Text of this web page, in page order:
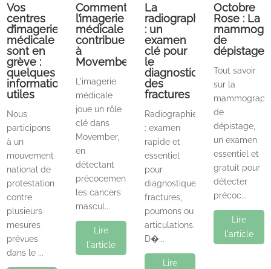
Vos
centres
d’imagerie
médicale
sont en
grève :
quelques
informations
utiles
Nous
participons
à un
mouvement
national de
protestation
contre
plusieurs
mesures
prévues
dans le ...
Comment
l’imagerie
médicale
contribue
à
Movember
L'imagerie
médicale
joue un rôle
clé dans
Movember,
en
détectant
précocement
les cancers
mascul...
Lire
l'article
La
radiographie
: un
examen
clé pour
le
diagnostic
des
fractures
Radiographie
: examen
rapide et
essentiel
pour
diagnostiquer
fractures,
poumons ou
articulations.
D�...
Lire
Octobre
Rose : La
de
dépistage
Tout savoir
sur la
de
dépistage,
un examen
essentiel et
gratuit pour
détecter
précoc...
Lire
l'article